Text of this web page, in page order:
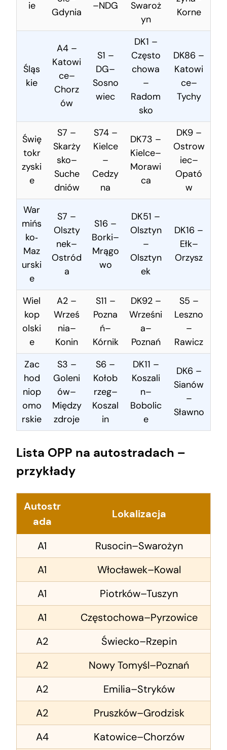
ie
Gdynia
–NDG
Swaroż
yn
Korne
Śląs
kie
A4 –
Katowi
ce–
Chorz
ów
S1 –
DG–
Sosno
wiec
DK1 –
Często
chowa
–
Radom
sko
DK86 –
Katowi
ce–
Tychy
Świę
tokr
zyski
e
S7 –
Skarży
sko–
Suche
dniów
S74 –
Kielce
–
Cedzy
na
DK73 –
Kielce–
Morawi
ca
DK9 –
Ostrow
iec–
Opató
w
War
mińs
ko‑
Maz
urski
e
S7 –
Olszty
nek–
Ostród
a
S16 –
Borki–
Mrągo
wo
DK51 –
Olsztyn
–
Olsztyn
ek
DK16 –
Ełk–
Orzysz
Wiel
kop
olski
e
A2 –
Wrześ
nia–
Konin
S11 –
Pozna
ń–
Kórnik
DK92 –
Wrześni
a–
Poznań
S5 –
Leszno
–
Rawicz
Zac
hod
niop
omo
rskie
S3 –
Goleni
ów–
Między
zdroje
S6 –
Kołob
rzeg–
Koszal
in
DK11 –
Koszali
n–
Bobolic
e
DK6 –
Sianów
–
Sławno
Lista OPP na autostradach –
przykłady
Autostr
ada
Lokalizacja
A1
Rusocin–Swarożyn
A1
Włocławek–Kowal
A1
Piotrków–Tuszyn
A1
Częstochowa–Pyrzowice
A2
Świecko–Rzepin
A2
Nowy Tomyśl–Poznań
A2
Emilia–Stryków
A2
Pruszków–Grodzisk
A4
Katowice–Chorzów